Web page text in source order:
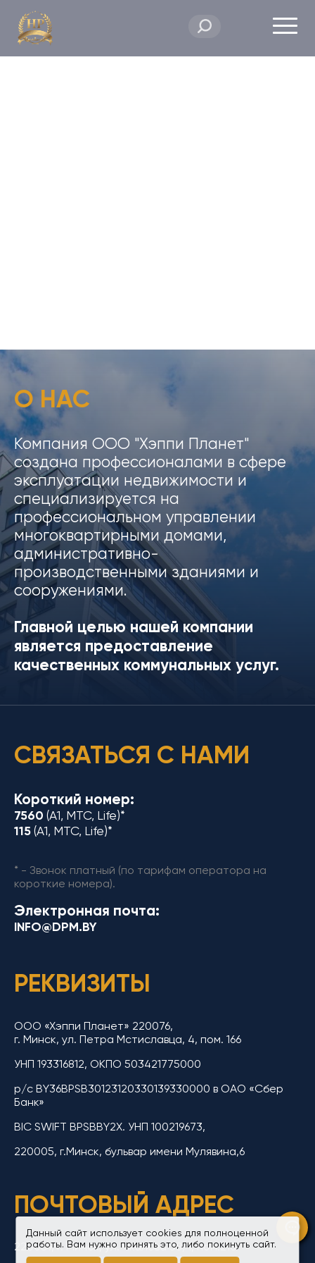
Данный сайт использует cookies для полноценной
работы. Вам нужно принять это, либо покинуть сайт.
О НАС
Компания ООО "Хэппи Планет"
создана профессионалами в сфере
эксплуатации недвижимости и
специализируется на
профессиональном управлении
многоквартирными домами,
административно-
производственными зданиями и
сооружениями.
Главной целью нашей компании
является предоставление
качественных коммунальных услуг.
СВЯЗАТЬСЯ С НАМИ
Короткий номер:
7560 (A1, MTC, Life)*
115 (A1, MTC, Life)*
* - Звонок платный (по тарифам оператора на
короткие номера).
Электронная почта:
INFO@DPM.BY
РЕКВИЗИТЫ
ООО «Хэппи Планет» 220076,
г. Минск, ул. Петра Мстиславца, 4, пом. 166
УНП 193316812, ОКПО 503421775000
р/с BY36BPSB30123120330139330000 в ОАО «Сбер
Банк»
BIC SWIFT BPSBBY2X. УНП 100219673,
220005, г.Минск, бульвар имени Мулявина,6
ПОЧТОВЫЙ АДРЕС
220039, г. Минск, ул. Чкалова 38/1, пом.210